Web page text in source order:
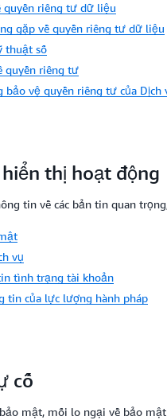
quyền riêng tư dữ liệu
gặp về quyền riêng tư dữ liệu
thuật số
quyền riêng tư
bảo vệ quyền riêng tư của Dịch
thị hoạt động
tin về các bản tin quan
vụ
tình trạng tài khoản
tin của lực lượng hành pháp
cố
mật, mối lo ngại về bảo